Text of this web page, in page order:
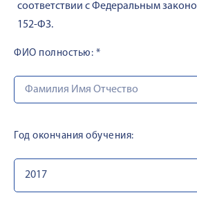
соответствии с Федеральным
152-ФЗ.
ФИО полностью: *
Год окончания обучения: